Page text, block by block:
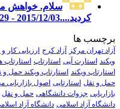
سلام. خواهش
کردید....2015/12/03 - 17:29 توسط علی شهابی
برچسب ها
آزاد تهران مرکز آزاد کرج ارزیابی کار
ویکند استارت آپی استارتاپ استارتاپ
استارتاپ ویکند استارتاپ ویکند حمل و
حمل و نقل استارتاپی اصول بازاریابی
بازاریابی جزوات دانشگاهی حمل و نقل
دانشگاه آزاد اسلامی دانشگاه آزاد